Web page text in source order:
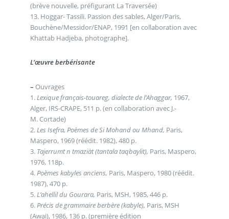
(brève nouvelle, préfigurant La Traversée)
13. Hoggar- Tassili. Passion des sables, Alger/Paris,
Bouchène/Messidor/ENAP, 1991 [en collaboration avec
Khattab Hadjeba, photographe].
L’œuvre berbérisante
– Ouvrages
1.Lexique français-touareg, dialecte de l’Ahaggar, 1967,
Alger, IRS-CRAPE, 511 p. (en collaboration avec J.-
M. Cortade)
2.Les Isefra, Poèmes de Si Mohand ou Mhand, Paris,
Maspero, 1969 (réédit. 1982), 480 p.
3. Tajerrumt n tmaziàt (tantala taqbaylit), Paris, Maspero,
1976, 118p.
4.Poèmes kabyles anciens, Paris, Maspero, 1980 (réédit.
1987), 470 p.
5.L’ahellil du Gourara, Paris, MSH, 1985, 446 p.
6.Précis de grammaire berbère (kabyle), Paris, MSH
(Awai), 1986, 136 p. (première édition